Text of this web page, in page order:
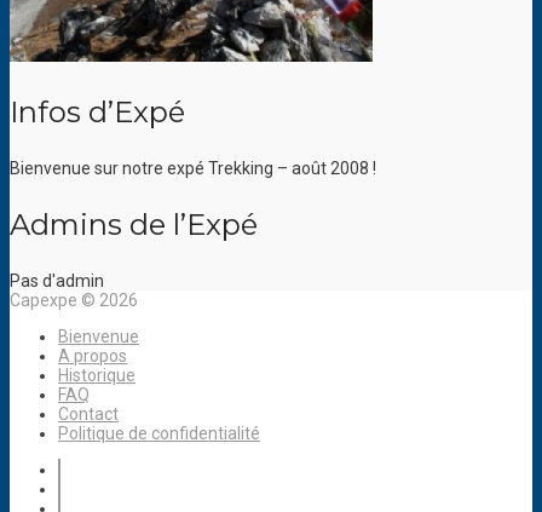
Infos d’Expé
Bienvenue sur notre expé Trekking – août 2008 !
Admins de l’Expé
Pas d'admin
Capexpe © 2026
Bienvenue
A propos
Historique
FAQ
Contact
Politique de confidentialité